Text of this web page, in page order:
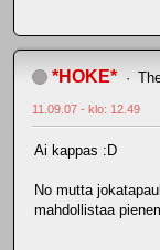
*HOKE*
11.09.07 - klo: 12.49
Ai kappas :D
No mutta
mahdollistaa